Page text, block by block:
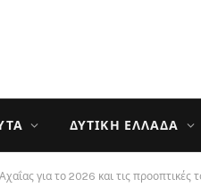
ΔΥΤΙΚΉ ΕΛΛΆΔΑ
για το 2026 και τις προοπτικές